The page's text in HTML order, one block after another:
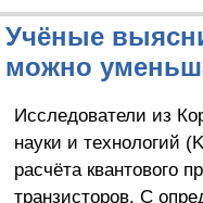
Учёные
можно
Исследователи из
науки и технологий
расчёта квантового
транзисторов. С